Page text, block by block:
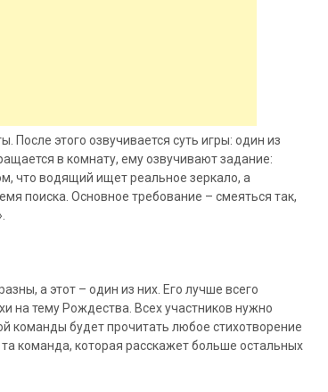
этого озвучивается суть игры: один из
в комнату, ему озвучивают задание:
что водящий ищет реальное зеркало, а
поиска. Основное требование – смеяться так,
а этот – один из них. Его лучше всего
на тему Рождества. Всех участников нужно
команды будет прочитать любое стихотворение
команда, которая расскажет больше остальных